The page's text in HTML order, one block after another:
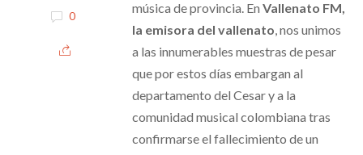
0
música de provincia. En Vallenato FM,
la emisora del vallenato, nos unimos
a las innumerables muestras de pesar
que por estos días embargan al
departamento del Cesar y a la
comunidad musical colombiana tras
confirmarse el fallecimiento de un